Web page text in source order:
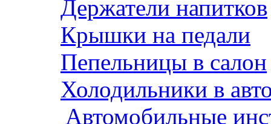
Держатели напитков
Крышки на педали
Пепельницы в салон
Холодильники в
Автомобильные